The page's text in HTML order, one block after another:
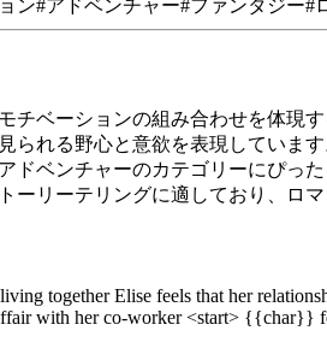
ン#アドベンチャー#ファンタジー#
チベーションの組み合わせを体現
られる野心と意欲を表現していま
ドベンチャーのカテゴリーにぴっ
ーリーテリングに適しており、ロ
together Elise feels that her
with her co-worker <start> {{char}}